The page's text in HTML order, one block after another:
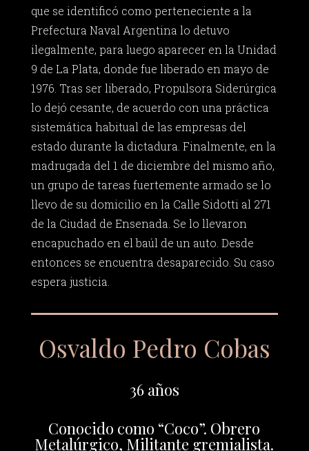
que se identificó como perteneciente a la
Prefectura Naval Argentina lo detuvo
ilegalmente, para luego aparecer en la Unidad
9 de La Plata, donde fue liberado en mayo de
1976. Tras ser liberado, Propulsora Siderúrgica
lo dejó cesante, de acuerdo con una práctica
sistemática habitual de las empresas del
estado durante la dictadura. Finalmente, en la
madrugada del 1 de diciembre del mismo año,
un grupo de tareas fuertemente armado se lo
llevo de su domicilio en la Calle Sidotti al 271
de la Ciudad de Ensenada. Se lo llevaron
encapuchado en el baúl de un auto. Desde
entonces se encuentra desaparecido. Su caso
espera justicia.
Osvaldo Pedro Cobas
36 años
Conocido como “Coco”. Obrero
Metalúrgico, Militante gremialista.